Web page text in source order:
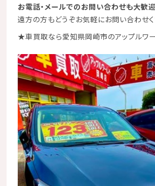
お電話・メールでのお問い合わせも大歓迎
遠方の方もどうぞお気軽にお問い合わせく
★車買取なら愛知県岡崎市のアップルワ